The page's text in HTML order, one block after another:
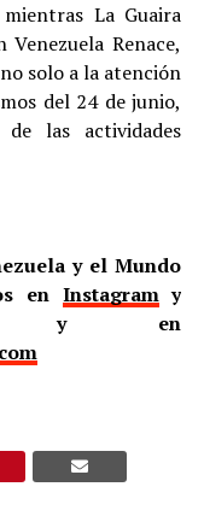
La Guaira
Renace,
solo a la atención
del 24 de junio,
las actividades
y el Mundo
en Instagramy
en